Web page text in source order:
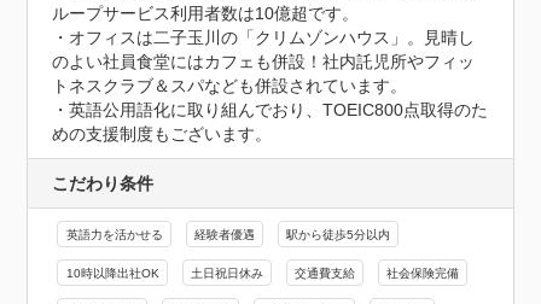
ループサービス利用者数は10億超です。
・オフィスは二子玉川の「クリムゾンハウス」。見晴し
のよい社員食堂にはカフェも併設！社内託児所やフィッ
トネスクラブ＆スパなども併設されています。
・英語公用語化に取り組んでおり、TOEIC800点取得のた
めの支援制度もございます。
こだわり条件
英語力を活かせる 経験者優遇 駅から徒歩5分以内
10時以降出社OK 土日祝日休み 交通費支給 社会保険完備